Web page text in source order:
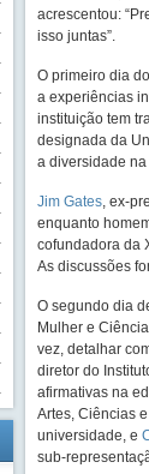
acrescentou:
isso juntas”.
O primeiro dia
a experiências
instituição tem
designada da
a diversidade na
Jim Gates, ex-
enquanto
cofundadora da
As discussões
O segundo dia
Mulher e
vez, detalhar
diretor do
afirmativas na
Artes, Ciências
universidade, e
sub-